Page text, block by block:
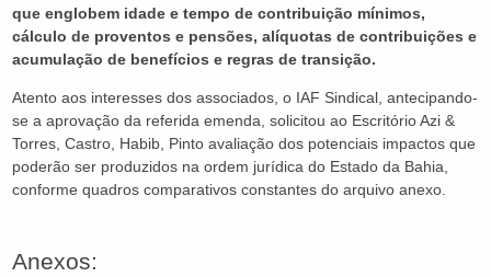
que englobem idade e tempo de contribuição mínimos,
cálculo de proventos e pensões, alíquotas de contribuições e
acumulação de benefícios e regras de transição.
Atento aos interesses dos associados, o IAF Sindical, antecipando-
se a aprovação da referida emenda, solicitou ao Escritório Azi &
Torres, Castro, Habib, Pinto avaliação dos potenciais impactos que
poderão ser produzidos na ordem jurídica do Estado da Bahia,
conforme quadros comparativos constantes do arquivo anexo.
Anexos: